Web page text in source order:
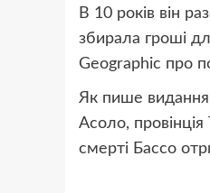
В 10 років він
збирала гроші
Geographic про
Як пише видання
Асоло,
смерті Бассо